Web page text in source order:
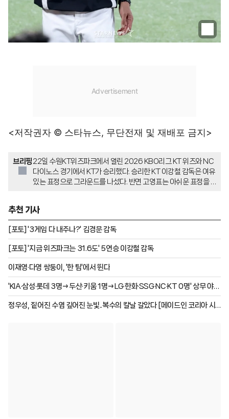
<저작권자 © 스타뉴스, 무단전재 및 재배포 금지>
브리핑22일 수원KT위즈파크에서 열린 2026 KBO리그 KT 위즈와 NC
다이노스 경기에서 KT가 승리했다. 승리한 KT 이강철 감독은 여유
있는 표정으로 그라운드를 나섰다. 반면 고영표는 아쉬운 표정을 보
추천 기사
[포토] '3게임 다 내주나?' 김경문 감독
[포토] '지금 위즈파크는 31.6도' 5연승 이강철 감독
이재영·다영 쌍둥이, '한 팀'에서 뛴다
'KIA·삼성·롯데 3명→두산·키움 1명→LG·한화·SSG·NC·KT 0명' 상무 야구
단 최종 합격자 명단 '총 11명' 발표
정우성, 짙어진 수염 깊어진 눈빛..복수의 칼날 갈았다 [메이드인 코리아 시